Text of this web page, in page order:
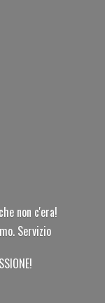
non c'era!
Servizio